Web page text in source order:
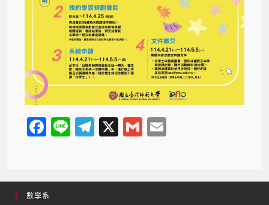
F
e
Li
T
gr
X
G
數學系